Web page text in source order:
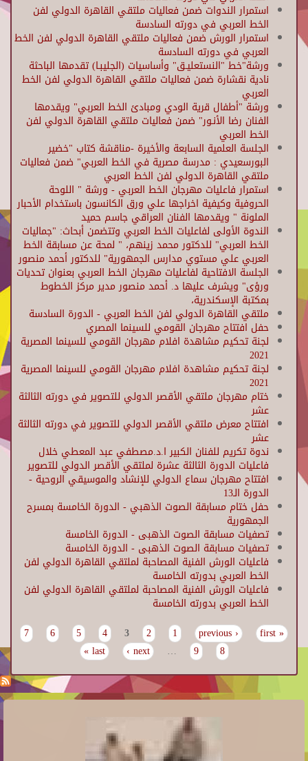
استمرار الندوات ضمن فعاليات ملتقي القاهرة الدولي لفن
الخط العربي في دورته السادسة
استمرار الورش ضمن فعاليات ملتقي القاهرة الدولي لفن الخط
العربي في دورته السادسة
ورشة"خط "النستعليـق" وأساسيات (الجليبـا) تقدمها الباحثة
نادية نقشارة ضمن فعاليات ملتقي القاهرة الدولي لفن الخط
العربي
ورشة "أطفال قرية الودي ومبادئ الخط العربي" ويقدمها
الفنان رضا الأنـور" ضمن فعاليات ملتقي القاهرة الدولي لفن
الخط العربي
الجلسة العلمية السابعة والأخيرة -مناقشة كتاب "خضير
البورسعيدي : مدرسة مصرية في الخط العربي" ضمن فعاليات
ملتقي القاهرة الدولي لفن الخط العربي
استمرار فاعليات مهرجان الخط العربي - ورشة " اللوحة
الحروفية وكيفية اخراجها علي ورق الكانسون باستخدام الأحبار
الملونة " ويقدمها الفنان العراقي جاسم حميد
الندوة الأولى لفاعليات الخط العربي وتتضمن أبحاث: "جماليات
الخط العربي" للدكتور محمد زينهم، " لمحة عن مسابقة الخط
العربي علي مستوي مدارس الجمهورية" للدكتور أحمد منصور
الجلسة الافتاحية لفاعليات مهرجان الخط العربي بعنوان تحديات
ورؤى" ويشرف عليها د. أحمد منصور مدير مركز الخطوط
بمكتبة الإسكندرية،
ملتقي القاهرة الدولي لفن الخط العربي - الدورة السادسة
حفل افتتاح مهرجان القومي للسينما المصري
لجنة تحكيم مشاهدة افلام مهرجان القومي للسينما المصرية
2021
لجنة تحكيم مشاهدة افلام مهرجان القومي للسينما المصرية
2021
ختام مهرجان ملتقي الأقصر الدولي للتصوير في دورته الثالثة
عشر
افتتاح معرض ملتقي الأقصر الدولي للتصوير في دورته الثالثة
عشر
ندوة تكريم للفنان الكبير ا.د.مصطفي عبد المعطي خلال
فاعليات الدورة الثالثة عشرة لملتقي الأقصر الدولي للتصوير
افتتاح مهرجان سماع الدولي للإنشاد والموسيقي الروحية -
الدورة الـ13
حفل ختام مسابقة الصوت الذهبي - الدورة الخامسة بمسرح
الجمهورية
تصفيات مسابقة الصوت الذهبى - الدورة الخامسة
تصفيات مسابقة الصوت الذهبى - الدورة الخامسة
فاعليات الورش الفنية المصاحبة لملتقي القاهرة الدولي لفن
الخط العربي بدورته الخامسة
فاعليات الورش الفنية المصاحبة لملتقي القاهرة الدولي لفن
الخط العربي بدورته الخامسة
Pages
« first
‹ previous
1
2
3
4
5
6
7
8
9
…
next ›
last »